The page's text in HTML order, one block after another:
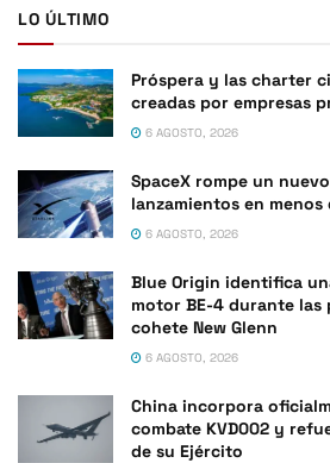
LO ÚLTIMO
Próspera y las charter
creadas por empresas
6 AGOSTO, 2026
SpaceX rompe un
lanzamientos en menos
6 AGOSTO, 2026
Blue Origin identifica
motor BE-4 durante
cohete New Glenn
6 AGOSTO, 2026
China incorpora
combate KVD002 y
de su Ejército